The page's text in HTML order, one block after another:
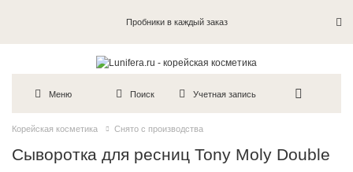
Пробники в каждый заказ
Меню Поиск Учетная запись
Корейская косметика Снято с производства
Cыворотка для ресниц Tony Moly Double